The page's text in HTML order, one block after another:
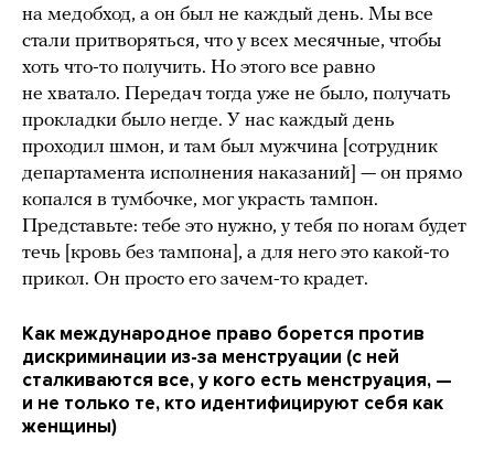
на медобход, а он был не каждый день. Мы все
стали притворяться, что у всех месячные, чтобы
хоть что-то получить. Но этого все равно
не хватало. Передач тогда уже не было, получать
прокладки было негде. У нас каждый день
проходил шмон, и там был мужчина [сотрудник
департамента исполнения наказаний] — он прямо
копался в тумбочке, мог украсть тампон.
Представьте: тебе это нужно, у тебя по ногам будет
течь [кровь без тампона], а для него это какой-то
прикол. Он просто его зачем-то крадет.
Как международное право борется против
дискриминации из-за менструации (с ней
сталкиваются все, у кого есть менструация, —
и не только те, кто идентифицируют себя как
женщины)